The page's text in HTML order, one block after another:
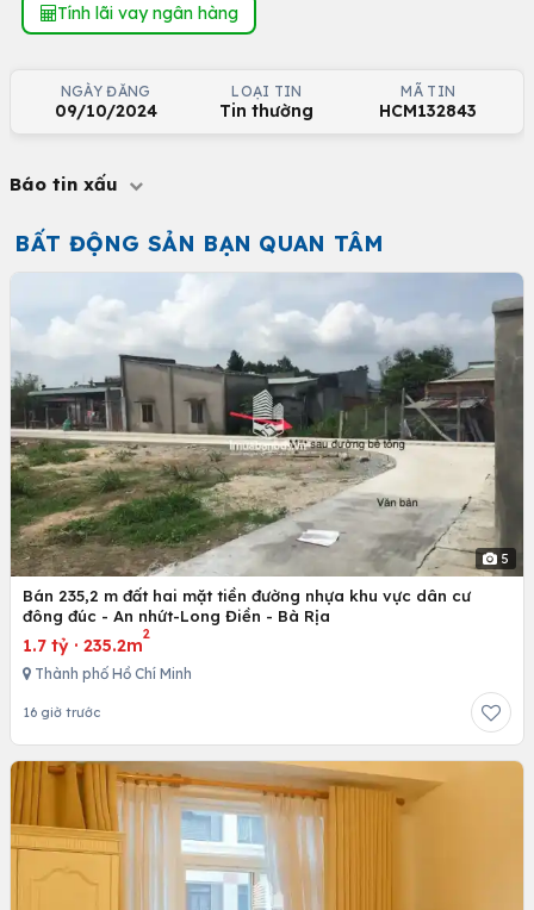
Tính lãi vay ngân hàng
NGÀY ĐĂNG
09/10/2024
LOẠI TIN
Tin thường
MÃ TIN
HCM132843
Báo tin xấu
BẤT ĐỘNG SẢN BẠN QUAN TÂM
5
Bán 235,2 m đất hai mặt tiền đường nhựa khu vực dân cư
đông đúc - An nhứt-Long Điền - Bà Rịa
1.7 tỷ · 235.2m
2
Thành phố Hồ Chí Minh
16 giờ trước